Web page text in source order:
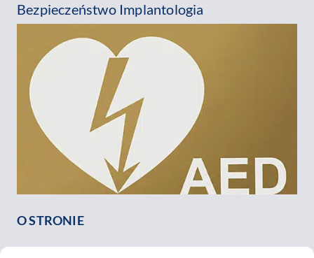
Bezpieczeństwo Implantologia
O STRONIE
O nas